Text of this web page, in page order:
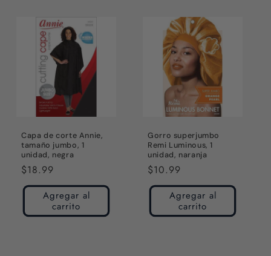
Capa de corte Annie,
tamaño jumbo, 1
unidad, negra
Precio
habitual
$18.99
Agregar al
carrito
Gorro superjumbo
Remi Luminous, 1
unidad, naranja
Precio
habitual
$10.99
Agregar al
carrito